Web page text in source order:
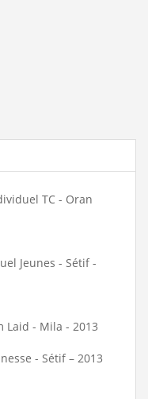
TC - Oran
Jeunes - Sétif -
Laid - Mila - 2013
- Sétif – 2013